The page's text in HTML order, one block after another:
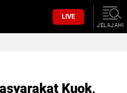
LIVE
JELAJAHI
Kuok,